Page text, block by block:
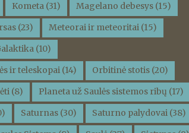
Kometa(31) Magelano debesys(15)
(23) Meteorai ir meteoritai(15)
(10)
ir teleskopai(14) Orbitinė stotis(20)
(8) Planeta už Saulės sistemos ribų (17)
Saturnas(30) Saturno palydovai(38)